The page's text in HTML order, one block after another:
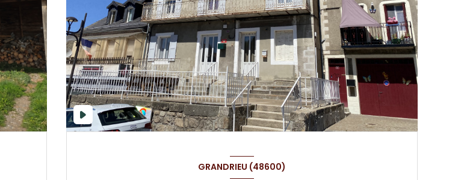
GRANDRIEU (48600)